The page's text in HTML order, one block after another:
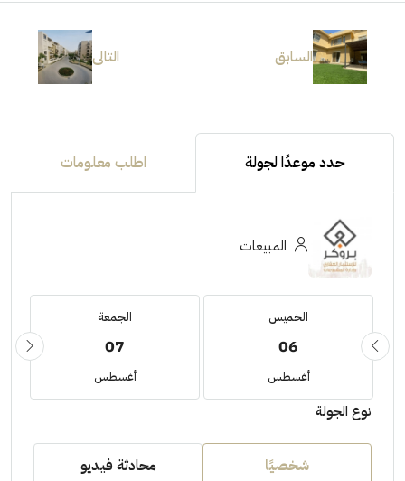
السابق التالى
حدد موعدًا لجولة اطلب معلومات
المبيعات
الخميس
06
أغسطس
الجمعة
07
أغسطس
نوع الجولة
شخصيًا محادثة فيديو